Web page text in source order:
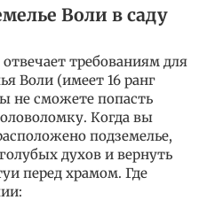
Воли в саду
требованиям для
Воли (имеет 16 ранг
не сможете попасть
Когда вы
подземелье,
духов и вернуть
перед храмом. Где